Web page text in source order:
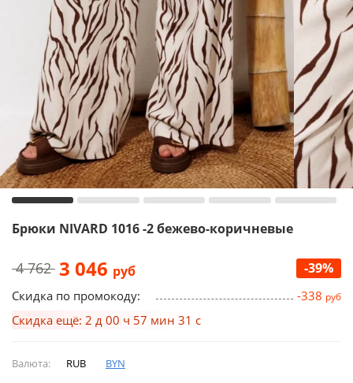
Брюки NIVARD 1016 -2 бежево-коричневые
4 762 3 046 руб -39%
Скидка по промокоду: -338 руб
Скидка ещё: 2 д 00 ч 57 мин 30 с
Валюта: RUB BYN